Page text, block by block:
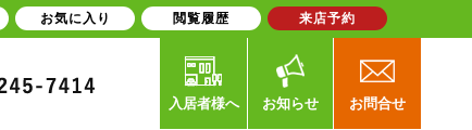
入居者様へ お知らせ お問合せ
お気に入り 閲覧履歴 来店予約